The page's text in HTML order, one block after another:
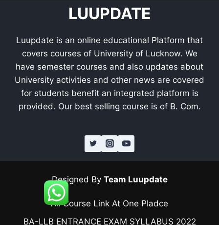
LUUPDATE
Luupdate is an online educational Platform that
covers courses of University of Lucknow. We
have semester courses and also updates about
University activities and other news are covered
for students benefit an integrated platform is
provided. Our best selling course is of B. Com.
Designed By Team Luupdate
All Course Link At One Pladce
BA-LLB ENTRANCE EXAM SYLLABUS 2022